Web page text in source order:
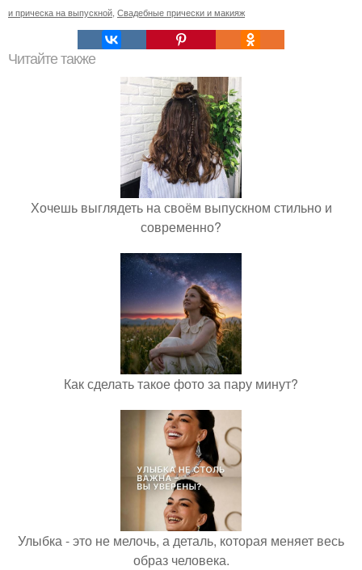
и прическа на выпускной Свадебные прически и макияж
Читайте также
Хочешь выглядеть на своём выпускном стильно и
современно?
Как сделать такое фото за пару минут?
Улыбка - это не мелочь, а деталь, которая меняет весь
образ человека.